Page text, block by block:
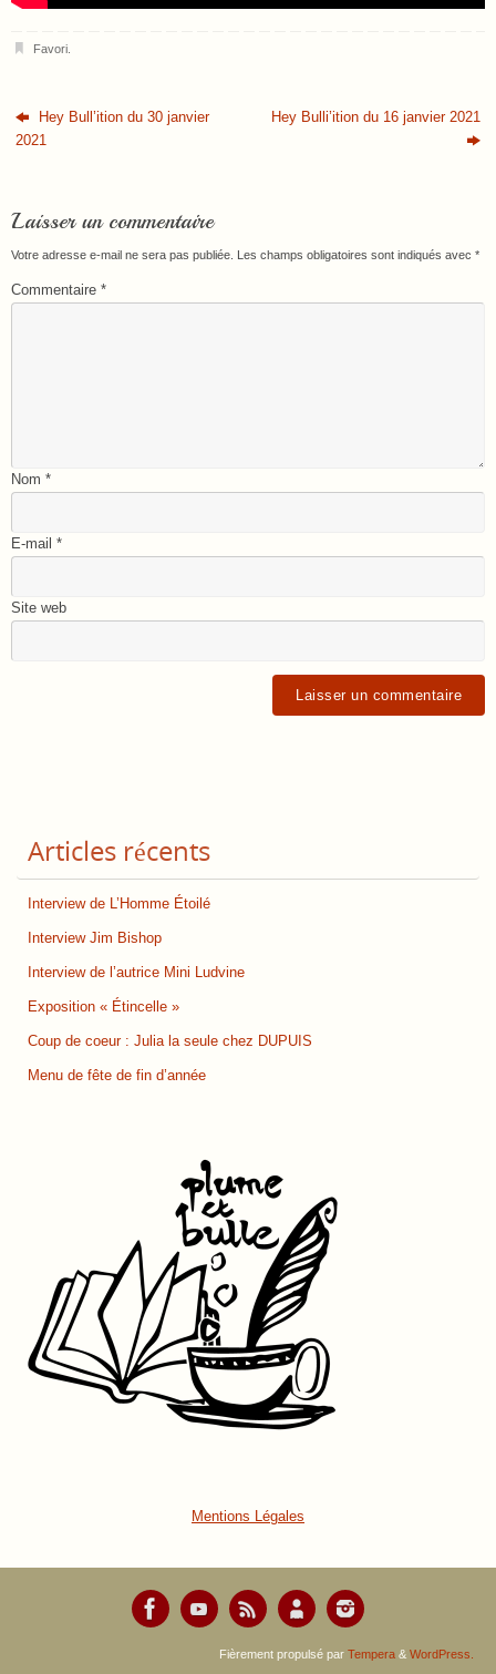
Favori.
Hey Bull’ition du 30 janvier
2021
Hey Bulli’ition du 16 janvier 2021
Laisser un commentaire
Votre adresse e-mail ne sera pas publiée. Les champs obligatoires sont indiqués avec *
Commentaire *
Nom *
E-mail *
Site web
Articles récents
Interview de L’Homme Étoilé
Interview Jim Bishop
Interview de l’autrice Mini Ludvine
Exposition « Étincelle »
Coup de coeur : Julia la seule chez DUPUIS
Menu de fête de fin d’année
Mentions Légales
Fièrement propulsé par Tempera & WordPress.